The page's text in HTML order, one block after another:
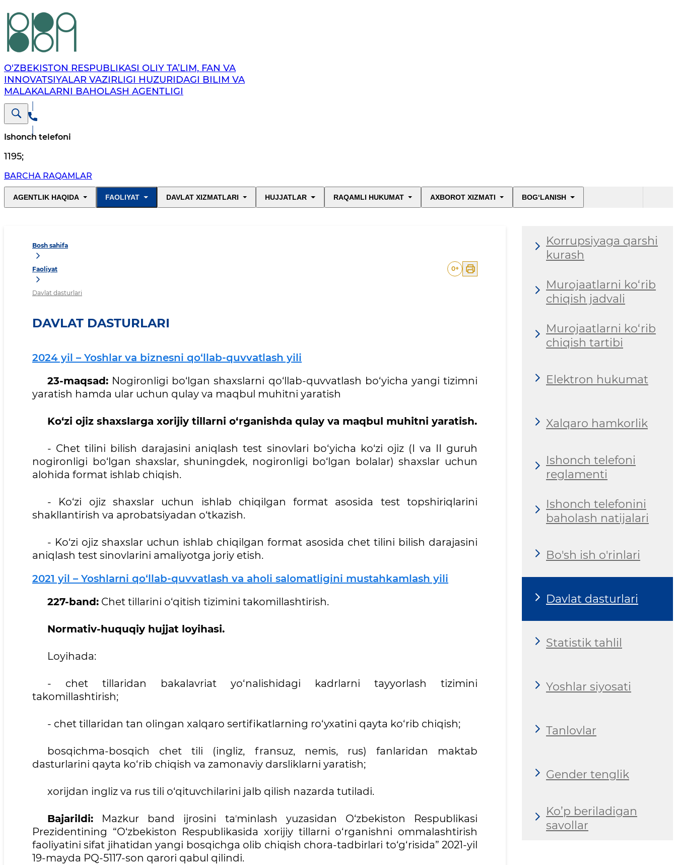
O'ZBEKISTON RESPUBLIKASI OLIY TA’LIM, FAN VA
INNOVATSIYALAR VAZIRLIGI HUZURIDAGI BILIM VA
MALAKALARNI BAHOLASH AGENTLIGI
Ishonch telefoni
1195;
BARCHA RAQAMLAR
AGENTLIK HAQIDA FAOLIYAT DAVLAT XIZMATLARI HUJJATLAR RAQAMLI HUKUMAT AXBOROT XIZMATI BOG‘LANISH
Bosh sahifa
Faoliyat
Davlat dasturlari
0+
DAVLAT DASTURLARI
2024 yil – Yoshlar va biznesni qo‘llab-quvvatlash yili
23-maqsad: Nogironligi bo‘lgan shaxslarni qo‘llab-quvvatlash bo‘yicha yangi tizimni
yaratish hamda ular uchun qulay va maqbul muhitni yaratish
Ko‘zi ojiz shaxslarga xorijiy tillarni o‘rganishda qulay va maqbul muhitni yaratish.
- Chet tilini bilish darajasini aniqlash test sinovlari bo‘yicha ko‘zi ojiz (I va II guruh
nogironligi bo‘lgan shaxslar, shuningdek, nogironligi bo‘lgan bolalar) shaxslar uchun
alohida format ishlab chiqish.
- Ko‘zi ojiz shaxslar uchun ishlab chiqilgan format asosida test topshiriqlarini
shakllantirish va aprobatsiyadan o‘tkazish.
- Ko‘zi ojiz shaxslar uchun ishlab chiqilgan format asosida chet tilini bilish darajasini
aniqlash test sinovlarini amaliyotga joriy etish.
2021 yil – Yoshlarni qo‘llab-quvvatlash va aholi salomatligini mustahkamlash yili
227-band: Chet tillarini o‘qitish tizimini takomillashtirish.
Normativ-huquqiy hujjat loyihasi.
Loyihada:
- chet tillaridan bakalavriat yo‘nalishidagi kadrlarni tayyorlash tizimini
takomillashtirish;
- chet tillaridan tan olingan xalqaro sertifikatlarning ro‘yxatini qayta ko‘rib chiqish;
bosqichma-bosqich chet tili (ingliz, fransuz, nemis, rus) fanlaridan maktab
dasturlarini qayta ko‘rib chiqish va zamonaviy darsliklarni yaratish;
xorijdan ingliz va rus tili o‘qituvchilarini jalb qilish nazarda tutiladi.
Bajarildi: Mazkur band ijrosini taʼminlash yuzasidan O‘zbekiston Respublikasi
Prezidentining “O‘zbekiston Respublikasida xorijiy tillarni o‘rganishni ommalashtirish
faoliyatini sifat jihatidan yangi bosqichga olib chiqish chora-tadbirlari to‘g‘risida” 2021-yil
19-mayda PQ-5117-son qarori qabul qilindi.
Korrupsiyaga qarshi
kurash
Murojaatlarni ko‘rib
chiqish jadvali
Murojaatlarni ko‘rib
chiqish tartibi
Elektron hukumat
Xalqaro hamkorlik
Ishonch telefoni
reglamenti
Ishonch telefonini
baholash natijalari
Bo'sh ish o'rinlari
Davlat dasturlari
Statistik tahlil
Yoshlar siyosati
Tanlovlar
Gender tenglik
Ko’p beriladigan
savollar